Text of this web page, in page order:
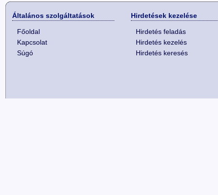
Általános szolgáltatások
Főoldal
Kapcsolat
Súgó
Hirdetések kezelése
Hirdetés feladás
Hirdetés kezelés
Hirdetés keresés